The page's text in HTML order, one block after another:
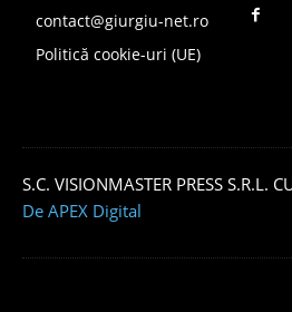
contact@giurgiu-net.ro
Politică cookie-uri (UE)
S.C. VISIONMASTER PRESS S.R.L.
De APEX Digital